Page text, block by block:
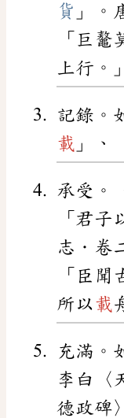
貨 」。
「巨鼇
上行。」
記錄。
載 」、
承受。
「君子
志．卷
「臣
所以載
充滿。
李白〈
德政碑